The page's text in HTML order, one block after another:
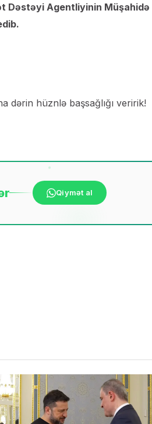
Dəstəyi Agentliyinin Müşahidə
dərin hüznlə başsağlığı veririk!
Qiymət al